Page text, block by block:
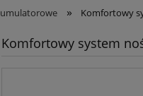
» Komfortowy
Komfortowy system